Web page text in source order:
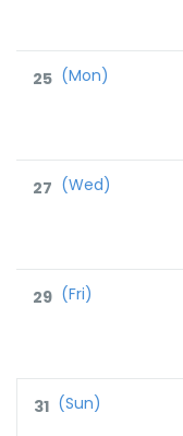
25 (Mon)
27 (Wed)
29 (Fri)
31 (Sun)